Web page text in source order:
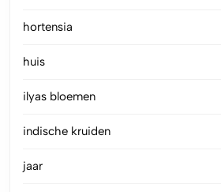
hortensia
huis
ilyas bloemen
indische kruiden
jaar